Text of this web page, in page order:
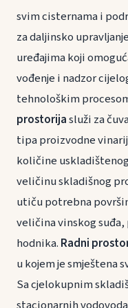
svim cisternama i
za daljinsko
uređajima koji
vođenje i nadzor
tehnološkim
prostorijasluži za
tipa proizvodne
količine
veličinu skladišnog
utiču potrebna
veličina vinskog
hodnika. Radni
u kojem je smještena
Sa cjelokupnim